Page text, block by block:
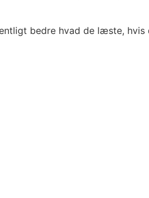
bedre hvad de læste,